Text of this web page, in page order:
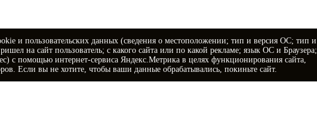
и пользовательских данных (сведения о местоположении; тип и версия ОС; тип и
на сайт пользователь; с какого сайта или по какой рекламе; язык ОС и Браузера;
с помощью интернет-сервиса Яндекс.Метрика в целях функционирования сайта,
Если вы не хотите, чтобы ваши данные обрабатывались, покиньте сайт.